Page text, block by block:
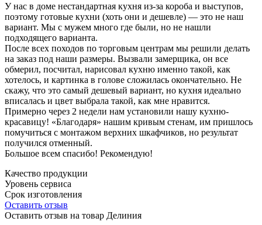
У нас в доме нестандартная кухня из-за короба и выступов,
поэтому готовые кухни (хоть они и дешевле) — это не наш
вариант. Мы с мужем много где были, но не нашли
подходящего варианта.
После всех походов по торговым центрам мы решили делать
на заказ под наши размеры. Вызвали замерщика, он все
обмерил, посчитал, нарисовал кухню именно такой, как
хотелось, и картинка в голове сложилась окончательно. Не
скажу, что это самый дешевый вариант, но кухня идеально
вписалась и цвет выбрала такой, как мне нравится.
Примерно через 2 недели нам установили нашу кухню-
красавицу! «Благодаря» нашим кривым стенам, им пришлось
помучиться с монтажом верхних шкафчиков, но результат
получился отменный.
Большое всем спасибо! Рекомендую!
Качество продукции
Уровень сервиса
Срок изготовления
Оставить отзыв
Оставить отзыв на товар Делиния